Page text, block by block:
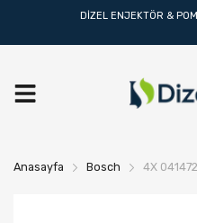
DİZEL ENJEKTÖR &
Anasayfa Bosch 4X